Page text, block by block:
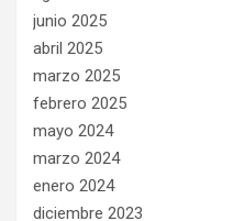
junio 2025
abril 2025
marzo 2025
febrero 2025
mayo 2024
marzo 2024
enero 2024
diciembre 2023